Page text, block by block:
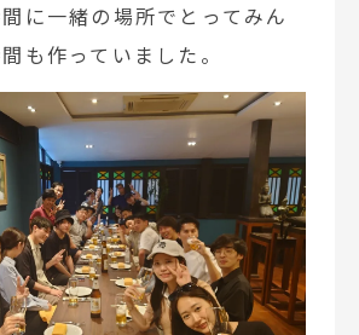
に一緒の場所でとってみん
も作っていました。